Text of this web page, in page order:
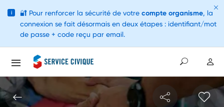
i 🔐 Pour renforcer la sécurité de votre compte organisme, la
connexion se fait désormais en deux étapes : identifiant/mot
de passe + code reçu par email.